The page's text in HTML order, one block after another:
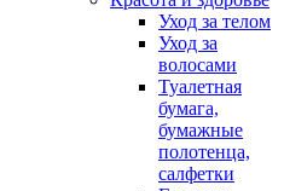
Уход за телом
Уход за
волосами
Туалетная
бумага,
бумажные
полотенца,
салфетки